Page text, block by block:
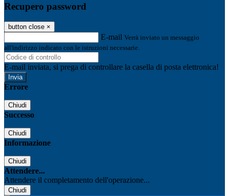
Recupero password
button close ×
E-mail Verrà inviato un messaggio
all'indirizzo indicato con le istruzioni necessarie.
E-mail inviata, si prega di controllare la casella di posta elettronica!
Errore
Chiudi
Successo
Chiudi
Informazione
Chiudi
Attendere...
Attendere il completamento dell'operazione...
Chiudi